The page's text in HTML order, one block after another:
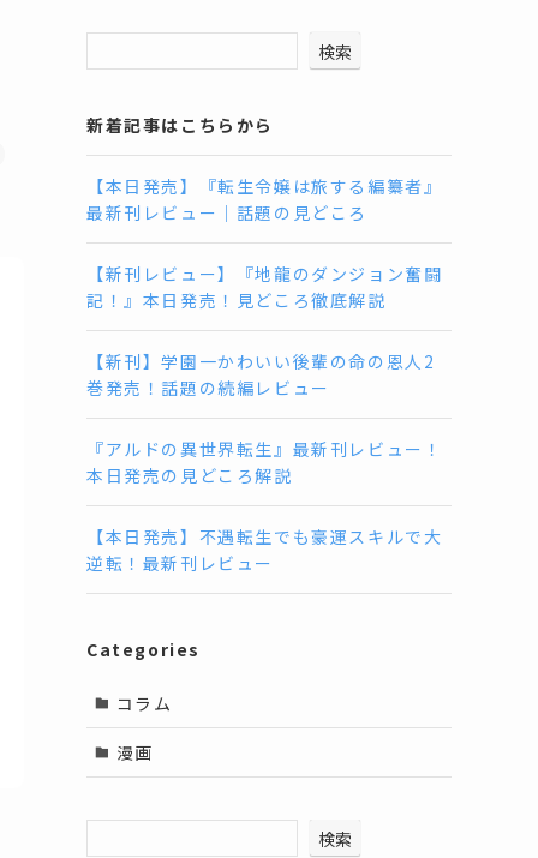
検索
新着記事はこちらから
【本日発売】『転生令嬢は旅する編纂者』
最新刊レビュー｜話題の見どころ
【新刊レビュー】『地龍のダンジョン奮闘
記！』本日発売！見どころ徹底解説
【新刊】学園一かわいい後輩の命の恩人2
巻発売！話題の続編レビュー
『アルドの異世界転生』最新刊レビュー！
本日発売の見どころ解説
【本日発売】不遇転生でも豪運スキルで大
逆転！最新刊レビュー
Categories
コラム
漫画
検索